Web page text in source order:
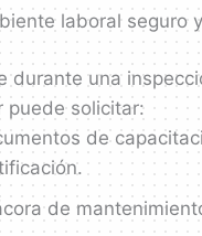
laboral seguro
durante una
puede solicitar:
de
de